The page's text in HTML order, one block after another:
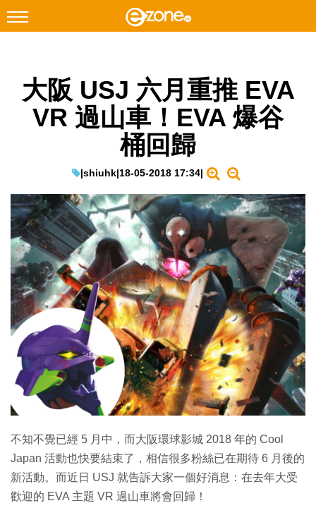
Facebook Instagram
科技焦點
教學評測
EduTech
IT Times
生成式AI與雲端應用
Enterprise Digital Transformation
特集
大阪 USJ 六月重推 EVA
VR 過山車！EVA 爆谷
桶回歸
|shiuhk|18-05-2018 17:34|
不知不覺已經 5 月中，而大阪環球影城 2018 年的 Cool
Japan 活動也快要結束了，相信很多粉絲已在期待 6 月後的
新活動。而近日 USJ 就告訴大家一個好消息：在去年大受
歡迎的 EVA 主題 VR 過山車將會回歸！